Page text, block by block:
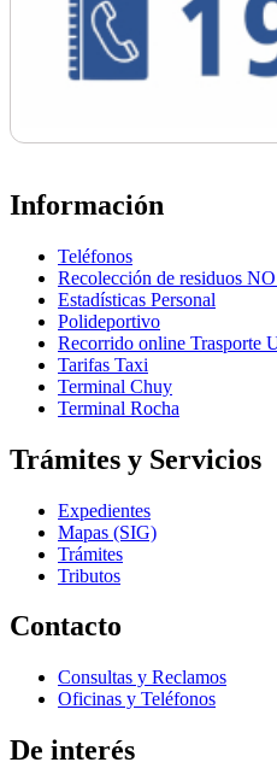
Información
Teléfonos
Recolección de residuos
Estadísticas Personal
Polideportivo
Recorrido online Trasporte
Tarifas Taxi
Terminal Chuy
Terminal Rocha
Trámites y Servicios
Expedientes
Mapas (SIG)
Trámites
Tributos
Contacto
Consultas y Reclamos
Oficinas y Teléfonos
De interés